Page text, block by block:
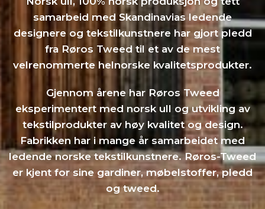
samarbeid med Skandinavias ledende
designere og tekstilkunstnere har gjort pledd
fra Røros Tweed til et av de mest
velrenommerte helnorske kvalitetsprodukter.
Gjennom årene har Røros Tweed
eksperimentert med norsk ull og utvikling av
tekstilprodukter av høy kvalitet og design.
Fabrikken har i mange år samarbeidet med
ledende norske tekstilkunstnere. Røros-Tweed
er kjent for sine gardiner, møbelstoffer, pledd
og tweed.